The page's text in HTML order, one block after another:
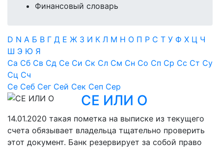
Финансовый словарь
D N А Б В Г Д Е Ж З И К Л М Н О П Р С Т У Ф Х Ц Ч
Ш Э Ю Я
Са Сб Св Сд Се Си Ск Сл См Сн Со Сп Ср Сс Ст Су
Сц Сч
Се Себ Сег Сей Сек Сеп Сер
СЕ ИЛИ О
14.01.2020 такая пометка на выписке из текущего
счета обязывает владельца тщательно проверить
этот документ. Банк резервирует за собой право